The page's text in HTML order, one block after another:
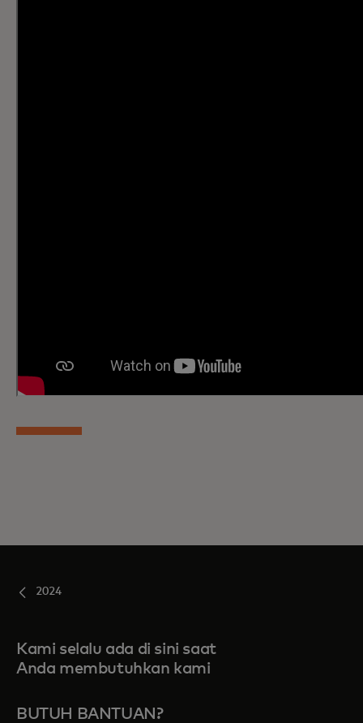
2024
Kami selalu ada di sini saat
Anda membutuhkan kami
BUTUH BANTUAN?